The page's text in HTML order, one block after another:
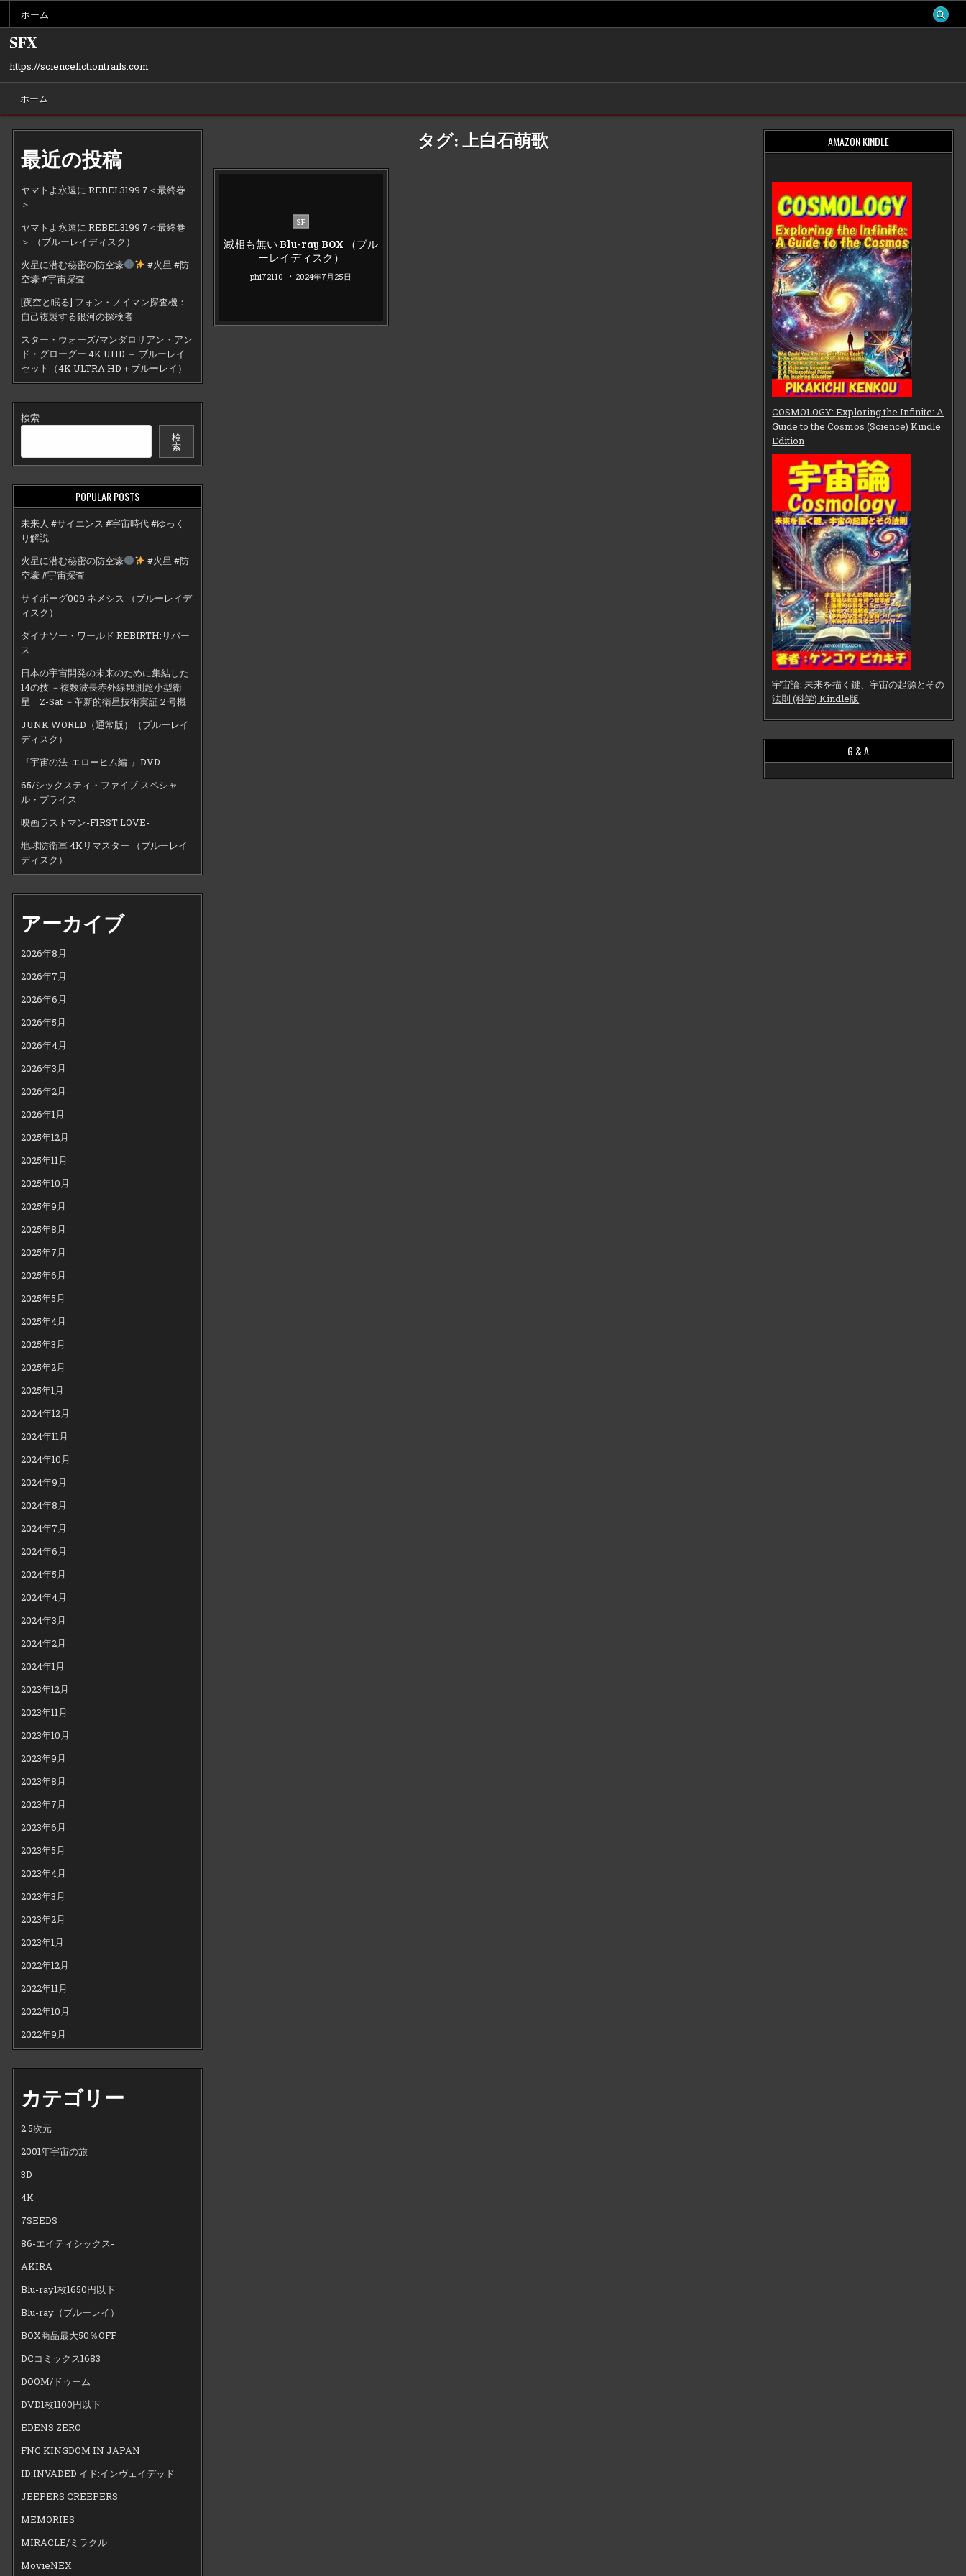
content
ホーム
SFX
https://sciencefictiontrails.com
ホーム
最近の投稿
ヤマトよ永遠に REBEL3199 7＜最終巻
＞
ヤマトよ永遠に REBEL3199 7＜最終巻
＞ （ブルーレイディスク）
火星に潜む秘密の防空壕
#火星 #防
空壕 #宇宙探査
[夜空と眠る] フォン・ノイマン探査機：
自己複製する銀河の探検者
スター・ウォーズ/マンダロリアン・アン
ド・グローグー 4K UHD ＋ ブルーレイ
セット（4K ULTRA HD＋ブルーレイ）
検索
検
索
POPULAR POSTS
未来人 #サイエンス #宇宙時代 #ゆっく
り解説
火星に潜む秘密の防空壕
#火星 #防
空壕 #宇宙探査
サイボーグ009 ネメシス （ブルーレイデ
ィスク）
ダイナソー・ワールド REBIRTH:リバー
ス
日本の宇宙開発の未来のために集結した
14の技 －複数波長赤外線観測超小型衛
星 Z-Sat －革新的衛星技術実証２号機
JUNK WORLD（通常版）（ブルーレイ
ディスク）
『宇宙の法-エローヒム編-』DVD
65/シックスティ・ファイブ スペシャ
ル・プライス
映画ラストマン-FIRST LOVE-
地球防衛軍 4Kリマスター （ブルーレイ
ディスク）
アーカイブ
2026年8月
2026年7月
2026年6月
2026年5月
2026年4月
2026年3月
2026年2月
2026年1月
2025年12月
2025年11月
2025年10月
2025年9月
2025年8月
2025年7月
2025年6月
2025年5月
2025年4月
2025年3月
2025年2月
2025年1月
2024年12月
2024年11月
2024年10月
2024年9月
2024年8月
2024年7月
2024年6月
2024年5月
2024年4月
2024年3月
2024年2月
2024年1月
2023年12月
2023年11月
2023年10月
2023年9月
2023年8月
2023年7月
2023年6月
2023年5月
2023年4月
2023年3月
2023年2月
2023年1月
2022年12月
2022年11月
2022年10月
2022年9月
カテゴリー
2.5次元
2001年宇宙の旅
3D
4K
7SEEDS
86-エイティシックス-
AKIRA
Blu-ray1枚1650円以下
Blu-ray（ブルーレイ）
BOX商品最大50％OFF
DCコミックス1683
DOOM/ドゥーム
DVD1枚1100円以下
EDENS ZERO
FNC KINGDOM IN JAPAN
ID:INVADED イド:インヴェイデッド
JEEPERS CREEPERS
MEMORIES
MIRACLE/ミラクル
MovieNEX
タグ:上白石萌歌
Posted
SF
滅相も無い Blu-ray BOX （ブル
ーレイディスク）
phi72110 2024年7月25日
AMAZON KINDLE
COSMOLOGY: Exploring the Infinite: A
Guide to the Cosmos (Science) Kindle
Edition
宇宙論: 未来を描く鍵、宇宙の起源とその
法則 (科学) Kindle版
G & A